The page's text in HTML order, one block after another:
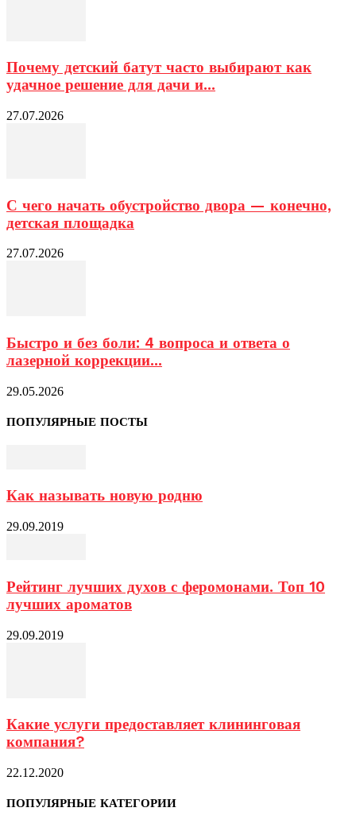
Почему детский батут часто выбирают как
удачное решение для дачи и...
27.07.2026
С чего начать обустройство двора — конечно,
детская площадка
27.07.2026
Быстро и без боли: 4 вопроса и ответа о
лазерной коррекции...
29.05.2026
ПОПУЛЯРНЫЕ ПОСТЫ
Как называть новую родню
29.09.2019
Рейтинг лучших духов с феромонами. Топ 10
лучших ароматов
29.09.2019
Какие услуги предоставляет клининговая
компания?
22.12.2020
ПОПУЛЯРНЫЕ КАТЕГОРИИ